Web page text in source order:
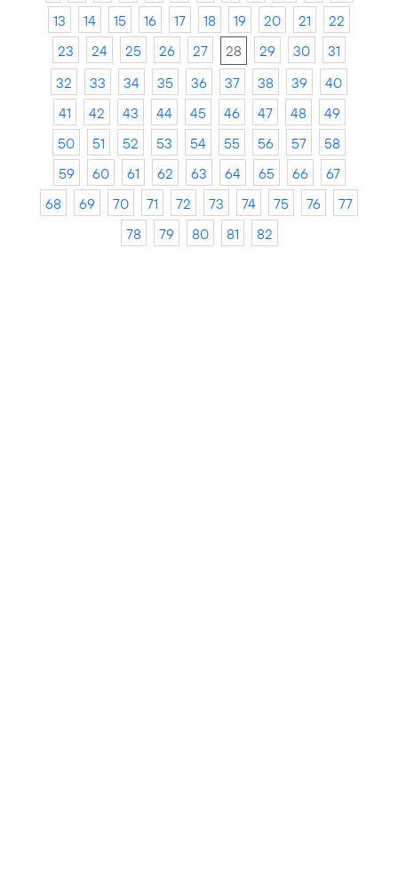
13
14 15 16 17 18 19 20 21
22
23
24 25 26 27 28 29 30
31
32
33 34 35 36 37 38 39
40
41
42 43 44 45 46 47 48
49
50
51 52 53 54 55 56 57
58
59
60 61 62 63 64 65 66
67
68
69 70 71 72 73 74 75 76
77
78
79 80 81 82